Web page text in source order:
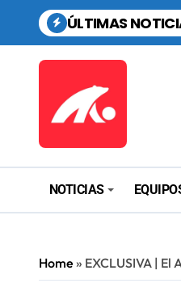
contenido
ÚLTIMAS
NOTICIAS
Home » EXCLUSIVA |